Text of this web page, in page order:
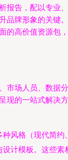
报告，配以专业、
品牌形象的关键。
的高价值资源包，
市场人员、数据分
现的一站式解决方
种风格（现代简约
设计模板。这些素